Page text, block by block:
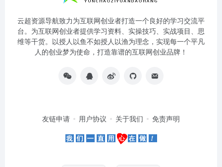
云超资源导航致力为互联网创业者打造一个良好的学习交流平
台。为互联网创业者提供学习资料、实操技巧、实战项目、思
维等干货。以授人以鱼不如授人以渔为理念，实现每一个平凡
人的创业梦为使命，打造靠谱的互联网创业品牌！
友链申请 用户协议 关于我们 免责声明